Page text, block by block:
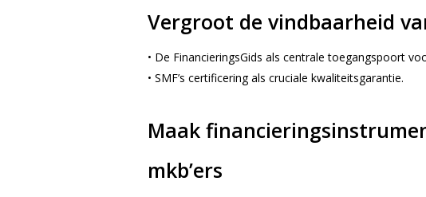
Vergroot de vindbaarheid
• De FinancieringsGids als centrale toegangspoort
• SMF’s certificering als cruciale kwaliteitsgarantie.
Maak
mkb’ers